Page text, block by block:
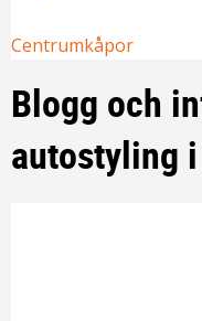
Centrumkåpor
Blogg och
autostyling